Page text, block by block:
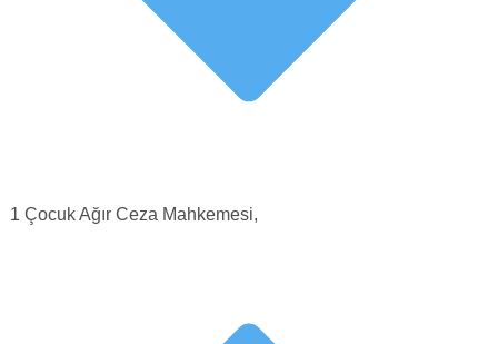
1 Çocuk Ağır Ceza Mahkemesi,